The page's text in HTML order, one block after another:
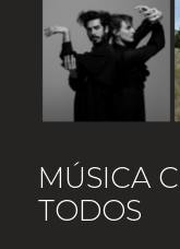
MÚSICA
TODOS